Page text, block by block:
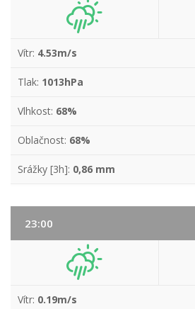
Vítr: 4.53m/s
Tlak: 1013hPa
Vlhkost: 68%
Oblačnost: 68%
Srážky [3h]: 0,86 mm
23:00
Vítr: 0.19m/s